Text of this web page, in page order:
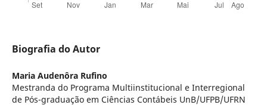
Biografia do Autor
Maria Audenôra Rufino
Mestranda do Programa Multiinstitucional e Interregional
de Pós-graduação em Ciências Contábeis UnB/UFPB/UFRN